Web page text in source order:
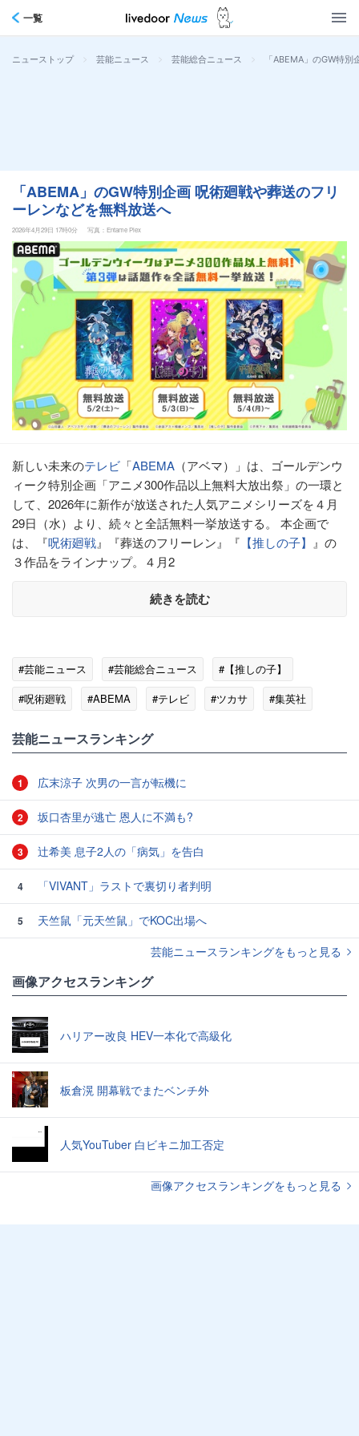
一覧
ニューストップ > 芸能ニュース > 芸能総合ニュース > 「ABEMA」のGW特
「ABEMA」のGW特別企画 呪術廻戦や葬送のフリ
ーレンなどを無料放送へ
2026年4月29日 17時0分 写真：Entame Plex
新しい未来のテレビ 「ABEMA （アベマ）」は、ゴールデンウ
ィーク特別企画「アニメ300作品以上無料大放出祭」の一環と
して、2026年に新作が放送された人気アニメシリーズを４月
29日（水）より、続々と全話無料一挙放送する。 本企画で
は、『呪術廻戦』『葬送のフリーレン』『 【推しの子】
』の
３作品をラインナップ。４月2
続きを読む
#芸能ニュース #芸能総合ニュース
#【推しの子】
#呪術廻戦
#ABEMA #テレビ #ツカサ
#集英社
芸能ニュースランキング
1 広末涼子 次男の一言が転機に
2 坂口杏里が逃亡 恩人に不満も?
3 辻希美 息子2人の「病気」を告白
4 「VIVANT」ラストで裏切り者判明
5
天竺鼠「元天竺鼠」でKOC出場へ
芸能ニュースランキングをもっと見る
画像アクセスランキング
ハリアー改良 HEV一本化で高級化
板倉滉 開幕戦でまたベンチ外
人気YouTuber 白ビキニ加工否定
画像アクセスランキングをもっと見る